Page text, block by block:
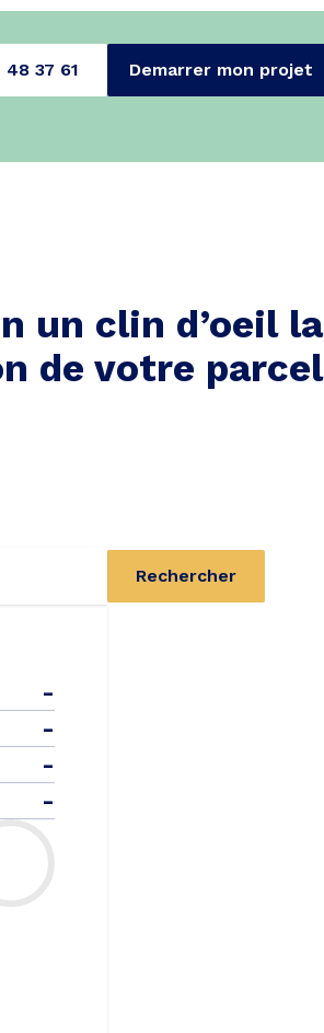
48 37 61 Demarrer mon projet
un clin d’oeil la
de votre
Rechercher
-
-
-
-